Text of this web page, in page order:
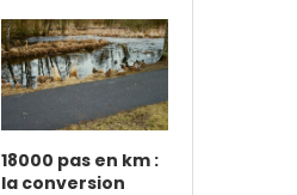
18000 pas en km :
la conversion